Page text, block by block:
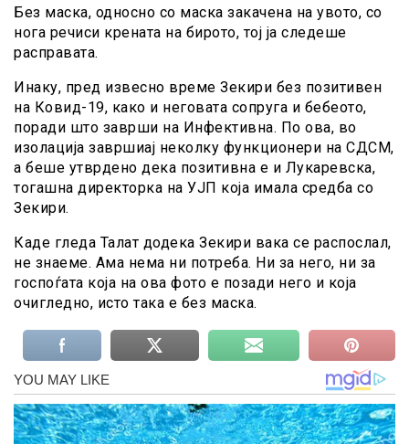
Без маска, односно со маска закачена на увото, со
нога речиси крената на бирото, тој ја следеше
расправата.
Инаку, пред извесно време Зекири без позитивен
на Ковид-19, како и неговата сопруга и бебеото,
поради што заврши на Инфективна. По ова, во
изолација завршиај неколку функционери на СДСМ,
а беше утврдено дека позитивна е и Лукаревска,
тогашна директорка на УЈП која имала средба со
Зекири.
Каде гледа Талат додека Зекири вака се распослал,
не знаеме. Ама нема ни потреба. Ни за него, ни за
госпоѓата која на ова фото е позади него и која
очигледно, исто така е без маска.